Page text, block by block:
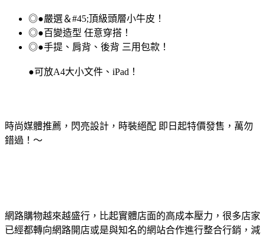
◎●嚴選＆#45;頂級頭層小牛皮！
◎●百變造型 任意穿搭！
◎●手提、肩背、後背 三用包款！
●可放A4大小文件、iPad！
時尚媒體推薦，閃亮設計，時裝絕配 即日起特價發售，萬勿
錯過！～
網路購物越來越盛行，比起實體店面的高成本壓力，很多店家
已經都轉向網路開店或是與知名的網站合作進行整合行銷，減